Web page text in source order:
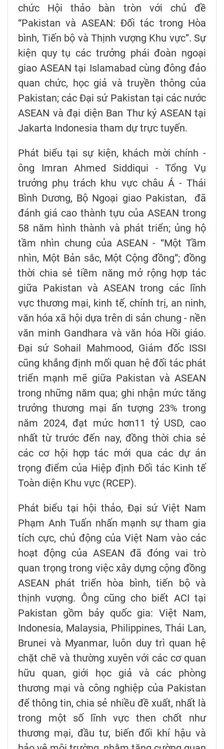
chức Hội thảo bàn tròn với chủ đề
“Pakistan và ASEAN: Đối tác trong Hòa
bình, Tiến bộ và Thịnh vượng Khu vực”. Sự
kiện quy tụ các trưởng phái đoàn ngoại
giao ASEAN tại Islamabad cùng đông đảo
quan chức, học giả và truyền thông của
Pakistan; các Đại sứ Pakistan tại các nước
ASEAN và đại diện Ban Thư ký ASEAN tại
Jakarta Indonesia tham dự trực tuyến.
Phát biểu tại sự kiện, khách mời chính -
ông Imran Ahmed Siddiqui - Tổng Vụ
trưởng phụ trách khu vực châu Á - Thái
Bình Dương, Bộ Ngoại giao Pakistan, đã
đánh giá cao thành tựu của ASEAN trong
58 năm hình thành và phát triển; ủng hộ
tầm nhìn chung của ASEAN - “Một Tầm
nhìn, Một Bản sắc, Một Cộng đồng”; đồng
thời chia sẻ tiềm năng mở rộng hợp tác
giữa Pakistan và ASEAN trong các lĩnh
vực thương mại, kinh tế, chính trị, an ninh,
văn hóa xã hội dựa trên di sản chung - nền
văn minh Gandhara và văn hóa Hồi giáo.
Đại sứ Sohail Mahmood, Giám đốc ISSI
cũng khẳng định mối quan hệ đối tác phát
triển mạnh mẽ giữa Pakistan và ASEAN
trong những năm qua; ghi nhận mức tăng
trưởng thương mại ấn tượng 23% trong
năm 2024, đạt mức hơn11 tỷ USD, cao
nhất từ trước đến nay, đồng thời chia sẻ
các cơ hội hợp tác mới qua các dự án
trọng điểm của Hiệp định Đối tác Kinh tế
Toàn diện Khu vực (RCEP).
Phát biểu tại hội thảo, Đại sứ Việt Nam
Phạm Anh Tuấn nhấn mạnh sự tham gia
tích cực, chủ động của Việt Nam vào các
hoạt động của ASEAN đã đóng vai trò
quan trọng trong việc xây dựng cộng đồng
ASEAN phát triển hòa bình, tiến bộ và
thịnh vượng. Ông cũng cho biết ACI tại
Pakistan gồm bảy quốc gia: Việt Nam,
Indonesia, Malaysia, Philippines, Thái Lan,
Brunei và Myanmar, luôn duy trì quan hệ
chặt chẽ và thường xuyên với các cơ quan
hữu quan, giới học giả và các phòng
thương mại và công nghiệp của Pakistan
để thông tin, chia sẻ nhiều đề xuất, nhất là
trong một số lĩnh vực then chốt như
thương mại, đầu tư, biến đổi khí hậu và